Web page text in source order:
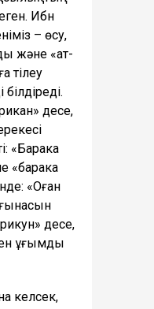
Ибн
– өсу,
және «ат-
тілеу
десе,
«Барака
«барака
«Оған
десе,
ұғымды
келсек,